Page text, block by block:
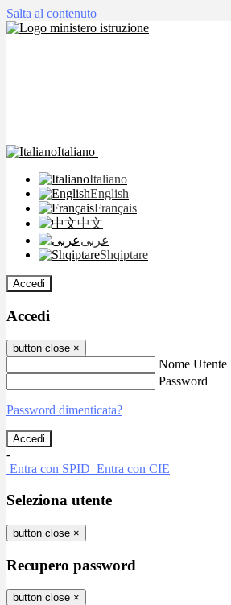
Salta al contenuto
Italiano
Italiano
English
Français
中文
عربى
Shqiptare
Accedi
Accedi
button close ×
Nome Utente
Password
Password dimenticata?
-
Entra con SPID Entra con CIE
Seleziona utente
button close ×
Recupero password
button close ×